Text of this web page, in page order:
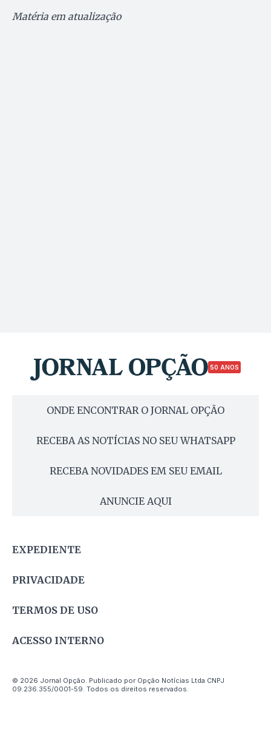
Matéria em atualização
50 ANOS
ONDE ENCONTRAR O JORNAL OPÇÃO
RECEBA AS NOTÍCIAS NO SEU WHATSAPP
RECEBA NOVIDADES EM SEU EMAIL
ANUNCIE AQUI
EXPEDIENTE
PRIVACIDADE
TERMOS DE USO
ACESSO INTERNO
© 2026 Jornal Opção. Publicado por Opção Notícias Ltda CNPJ
09.236.355/0001-59. Todos os direitos reservados.